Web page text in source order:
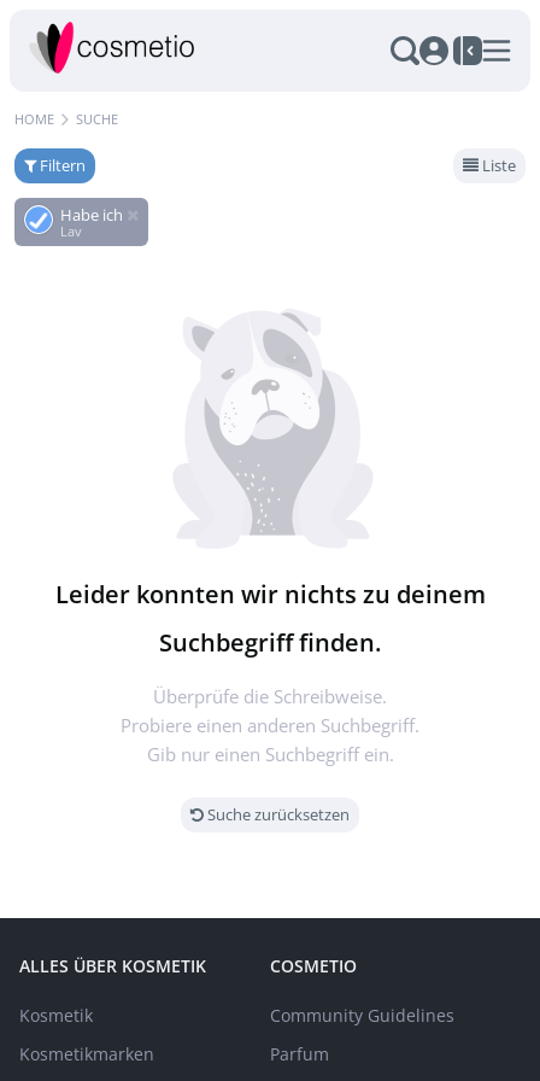
HOME SUCHE
Filtern Liste
Habe ich
Lav
Leider konnten wir nichts zu deinem
Suchbegriff finden.
Überprüfe die Schreibweise.
Probiere einen anderen Suchbegriff.
Gib nur einen Suchbegriff ein.
Suche zurücksetzen
ALLES ÜBER KOSMETIK
Kosmetik
Kosmetikmarken
COSMETIO
Community Guidelines
Parfum